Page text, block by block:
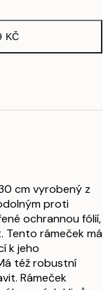
KČ
cm vyrobený z
proti
ochrannou fólií,
rámeček má
k jeho
též robustní
Rámeček